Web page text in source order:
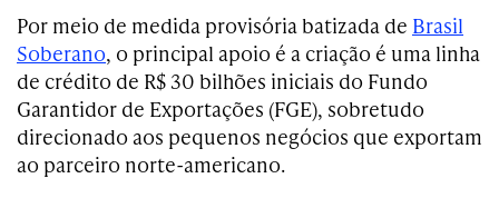
Por meio de medida provisória batizada de Brasil
Soberano, o principal apoio é a criação é uma linha
de crédito de R$ 30 bilhões iniciais do Fundo
Garantidor de Exportações (FGE), sobretudo
direcionado aos pequenos negócios que exportam
ao parceiro norte-americano.